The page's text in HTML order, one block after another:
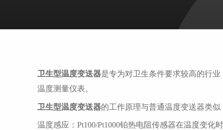
卫生型温度变送器是专为对卫生条件要求较高的行
温度测量仪表。
卫生型温度变送器的工作原理与普通温度变送器类
温度感应： Pt100/Pt1000铂热电阻传感器在温度变化